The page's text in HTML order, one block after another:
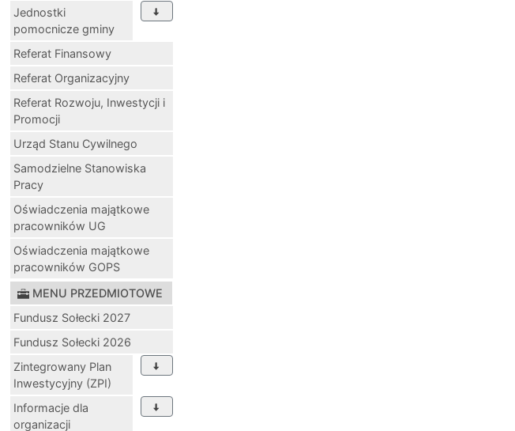
Jednostki
pomocnicze gminy
Referat Finansowy
Referat Organizacyjny
Referat Rozwoju, Inwestycji i
Promocji
Urząd Stanu Cywilnego
Samodzielne Stanowiska
Pracy
Oświadczenia majątkowe
pracowników UG
Oświadczenia majątkowe
pracowników GOPS
MENU PRZEDMIOTOWE
Fundusz Sołecki 2027
Fundusz Sołecki 2026
Zintegrowany Plan
Inwestycyjny (ZPI)
Informacje dla
organizacji